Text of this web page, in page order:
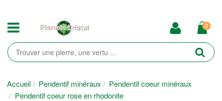
0
Accueil Pendentif minéraux
Pendentif coeur minéraux
Pendentif coeur rose en rhodonite